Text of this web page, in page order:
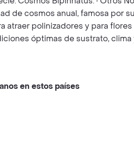
de cosmos anual, famosa
atraer polinizadores y para
óptimas de sustrato,
en estos países